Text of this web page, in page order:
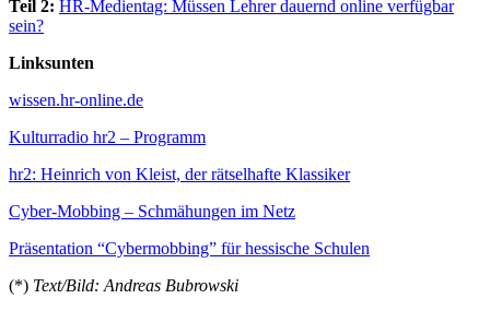
Teil 2: HR-Medientag: Müssen Lehrer dauernd online verfügbar
sein?
Linksunten
wissen.hr-online.de
Kulturradio hr2 – Programm
hr2: Heinrich von Kleist, der rätselhafte Klassiker
Cyber-Mobbing – Schmähungen im Netz
Präsentation “Cybermobbing” für hessische Schulen
(*) Text/Bild: Andreas Bubrowski